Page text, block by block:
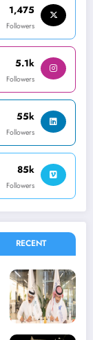
1,475
Followers
5.1k
Followers
55k
Followers
85k
Followers
RECENT